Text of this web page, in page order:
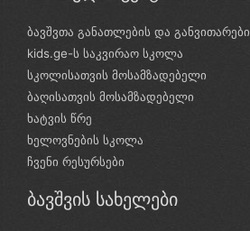
ბავშვთა განათლების და
kids.ge-ს საკვირაო სკოლა
სკოლისათვის მოსამზადებელი
ბაღისათვის მოსამზადებელი
ხატვის წრე
ხელოვნების სკოლა
ჩვენი რესურსები
ბავშვის სახელები